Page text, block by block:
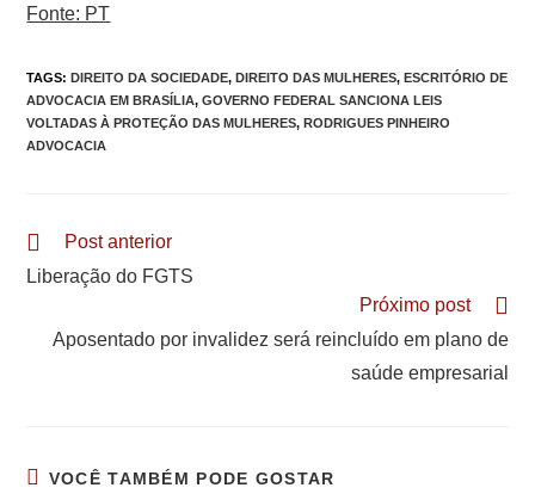
Fonte: PT
TAGS:DIREITO DA SOCIEDADE, DIREITO DAS MULHERES, ESCRITÓRIO DE
ADVOCACIA EM BRASÍLIA, GOVERNO FEDERAL SANCIONA LEIS
VOLTADAS À PROTEÇÃO DAS MULHERES, RODRIGUES PINHEIRO
ADVOCACIA
Leia
artigos
Post anterior
Liberação do FGTS
Próximo post
Aposentado por invalidez será reincluído em plano de
saúde empresarial
VOCÊ TAMBÉM PODE GOSTAR